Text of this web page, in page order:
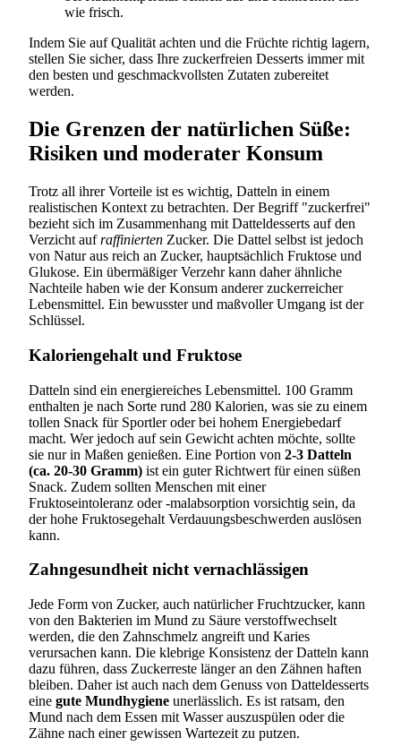
wie frisch.
Indem Sie auf Qualität achten und die Früchte richtig lagern,
stellen Sie sicher, dass Ihre zuckerfreien Desserts immer mit
den besten und geschmackvollsten Zutaten zubereitet
werden.
Die Grenzen der natürlichen Süße:
Risiken und moderater Konsum
Trotz all ihrer Vorteile ist es wichtig, Datteln in einem
realistischen Kontext zu betrachten. Der Begriff "zuckerfrei"
bezieht sich im Zusammenhang mit Datteldesserts auf den
Verzicht aufraffinierten Zucker. Die Dattel selbst ist jedoch
von Natur aus reich an Zucker, hauptsächlich Fruktose und
Glukose. Ein übermäßiger Verzehr kann daher ähnliche
Nachteile haben wie der Konsum anderer zuckerreicher
Lebensmittel. Ein bewusster und maßvoller Umgang ist der
Schlüssel.
Kaloriengehalt und Fruktose
Datteln sind ein energiereiches Lebensmittel. 100 Gramm
enthalten je nach Sorte rund 280 Kalorien, was sie zu einem
tollen Snack für Sportler oder bei hohem Energiebedarf
macht. Wer jedoch auf sein Gewicht achten möchte, sollte
sie nur in Maßen genießen. Eine Portion von 2-3 Datteln
(ca. 20-30 Gramm) ist ein guter Richtwert für einen süßen
Snack. Zudem sollten Menschen mit einer
Fruktoseintoleranz oder -malabsorption vorsichtig sein, da
der hohe Fruktosegehalt Verdauungsbeschwerden auslösen
kann.
Zahngesundheit nicht vernachlässigen
Jede Form von Zucker, auch natürlicher Fruchtzucker, kann
von den Bakterien im Mund zu Säure verstoffwechselt
werden, die den Zahnschmelz angreift und Karies
verursachen kann. Die klebrige Konsistenz der Datteln kann
dazu führen, dass Zuckerreste länger an den Zähnen haften
bleiben. Daher ist auch nach dem Genuss von Datteldesserts
eine gute Mundhygiene unerlässlich. Es ist ratsam, den
Mund nach dem Essen mit Wasser auszuspülen oder die
Zähne nach einer gewissen Wartezeit zu putzen.